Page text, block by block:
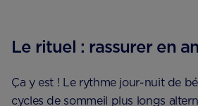
Le rituel : rassurer en
Ça y est ! Le rythme jour-nuit de
cycles de sommeil plus longs